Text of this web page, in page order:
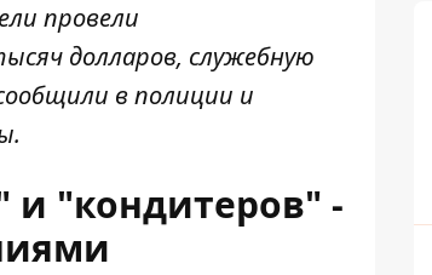
провели
долларов, служебную
в полиции и
и "кондитеров" -